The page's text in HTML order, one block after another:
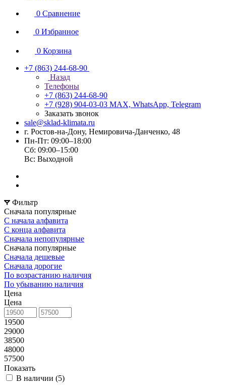
0 Сравнение
0 Избранное
0 Корзина
+7 (863) 244-68-90
Назад
Телефоны
+7 (863) 244-68-90
+7 (928) 904-03-03 MAX, WhatsApp, Telegram
Заказать звонок
sale@sklad-klimata.ru
г. Ростов-на-Дону, Немировича-Данченко, 48
Пн-Пт: 09:00–18:00
Сб: 09:00–15:00
Вс: Выходной
Фильтр
Сначала популярные
С начала алфавита
С конца алфавита
Сначала непопулярные
Сначала популярные
Сначала дешевые
Сначала дорогие
По возрастанию наличия
По убыванию наличия
Цена
Цена
19500
29000
38500
48000
57500
Показать
В наличии (5)